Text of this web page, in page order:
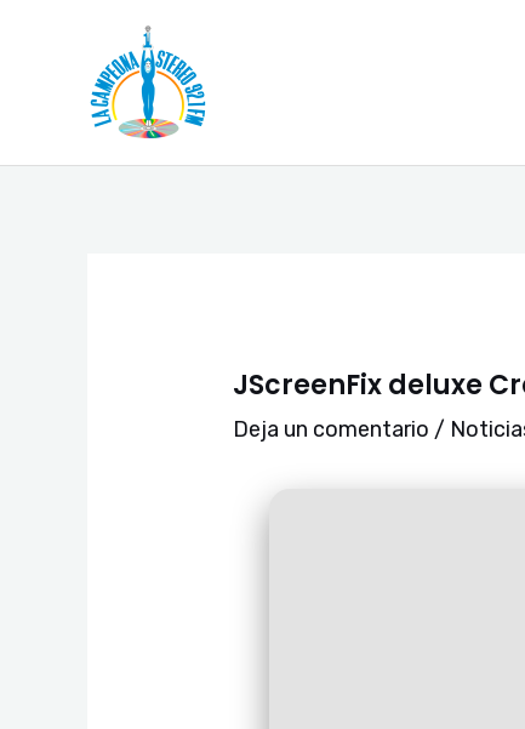
contenido
JScreenFix deluxe
Deja un comentario /
de
entradas